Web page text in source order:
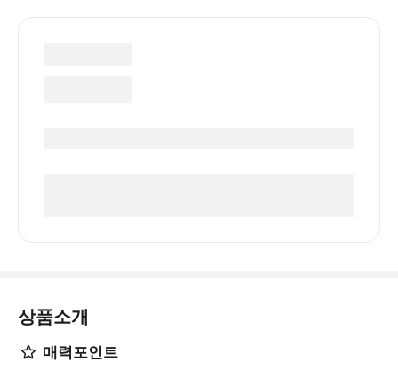
상품소개
매력포인트